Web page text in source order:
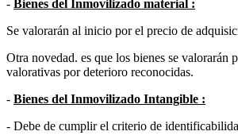
- Bienes del Inmovilizado material :
Se valorarán al inicio por el precio de
Otra novedad. es que los bienes se
valorativas por deterioro reconocidas.
- Bienes del Inmovilizado Intangible :
- Debe de cumplir el criterio de